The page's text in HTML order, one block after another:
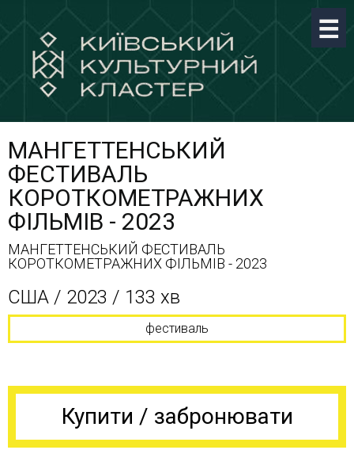
МАНГЕТТЕНСЬКИЙ
ФЕСТИВАЛЬ
КОРОТКОМЕТРАЖНИХ
ФІЛЬМІВ - 2023
МАНГЕТТЕНСЬКИЙ ФЕСТИВАЛЬ
КОРОТКОМЕТРАЖНИХ ФІЛЬМІВ - 2023
США / 2023 / 133 хв
фестиваль
Купити / забронювати